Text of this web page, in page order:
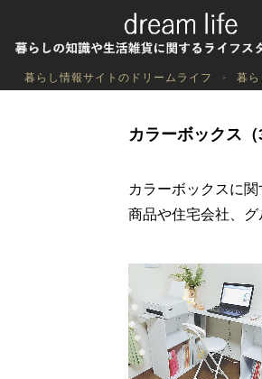
暮らし情報サイトのドリームライフ 暮
カラーボックス（
カラーボックスに
商品や住宅会社、グ